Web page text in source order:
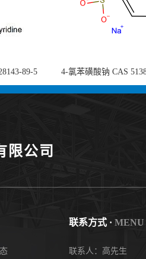
89-5
4-氯苯磺酸钠 CAS
chlorobenzenesulfonate
限公司
联系方式 · MENU
联系人：高先生